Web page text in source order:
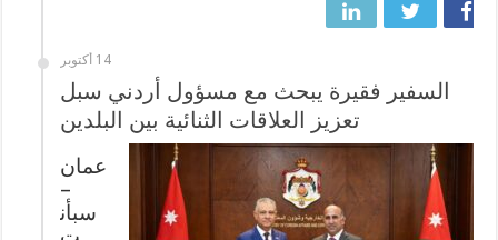
14 أكتوبر
السفير فقيرة يبحث مع مسؤول أردني سبل
تعزيز العلاقات الثنائية بين البلدين
عمان
–
سبأن